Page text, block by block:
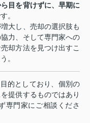
目を背けずに、早期に
。
大し、売却の選択肢も
力、そして専門家への
却方法を見つけ出すこ
。
的としており、個別の
提供するものではあり
専門家にご相談くださ